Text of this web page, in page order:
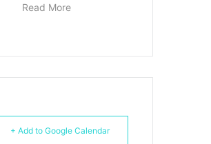
Read More
+ Add to Google Calendar